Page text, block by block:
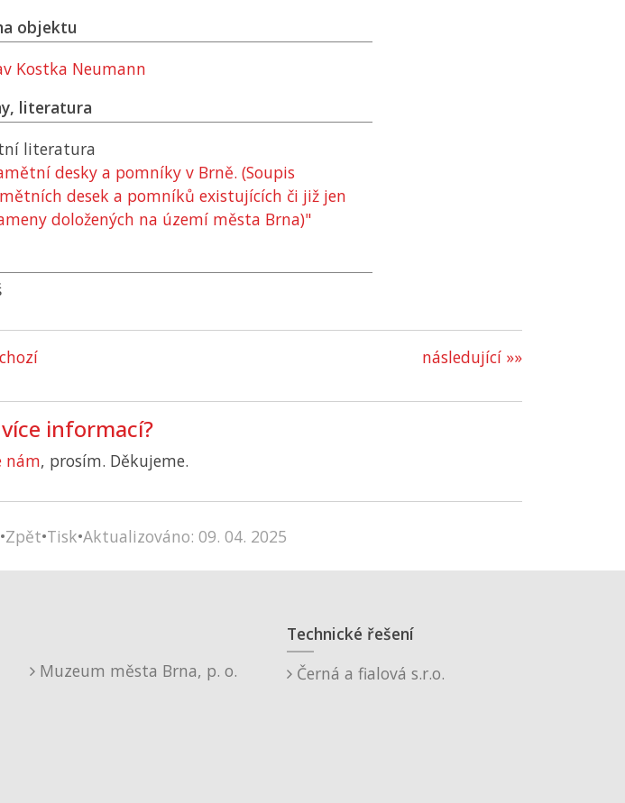
objektu
Kostka Neumann
literatura
literatura
desky a pomníky v Brně. (Soupis
desek a pomníků existujících či již jen
doložených na území města Brna)"
následující »»
informací?
nám, prosím. Děkujeme.
•Zpět•Tisk•Aktualizováno: 09. 04. 2025
Muzeum města Brna, p. o.
Technické řešení
Černá a fialová s.r.o.